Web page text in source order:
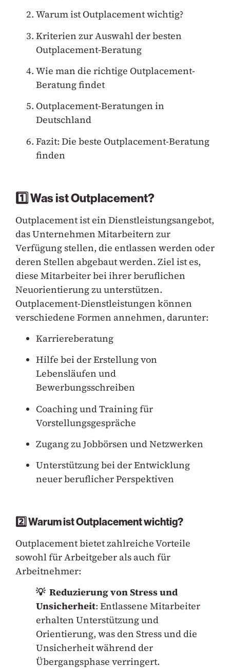
Warum ist Outplacement wichtig?
Kriterien zur Auswahl der besten
Outplacement-Beratung
Wie man die richtige Outplacement-
Beratung findet
Outplacement-Beratungen in
Deutschland
Fazit: Die beste Outplacement-Beratung
finden
1️⃣ Was ist Outplacement?
Outplacement ist ein Dienstleistungsangebot,
das Unternehmen Mitarbeitern zur
Verfügung stellen, die entlassen werden oder
deren Stellen abgebaut werden. Ziel ist es,
diese Mitarbeiter bei ihrer beruflichen
Neuorientierung zu unterstützen.
Outplacement-Dienstleistungen können
verschiedene Formen annehmen, darunter:
Karriereberatung
Hilfe bei der Erstellung von
Lebensläufen und
Bewerbungsschreiben
Coaching und Training für
Vorstellungsgespräche
Zugang zu Jobbörsen und Netzwerken
Unterstützung bei der Entwicklung
neuer beruflicher Perspektiven
2️⃣ Warum ist Outplacement wichtig?
Outplacement bietet zahlreiche Vorteile
sowohl für Arbeitgeber als auch für
Arbeitnehmer:
💡 Reduzierung von Stress und
Unsicherheit: Entlassene Mitarbeiter
erhalten Unterstützung und
Orientierung, was den Stress und die
Unsicherheit während der
Übergangsphase verringert.